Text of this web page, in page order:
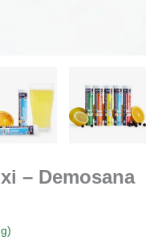
– Demosana